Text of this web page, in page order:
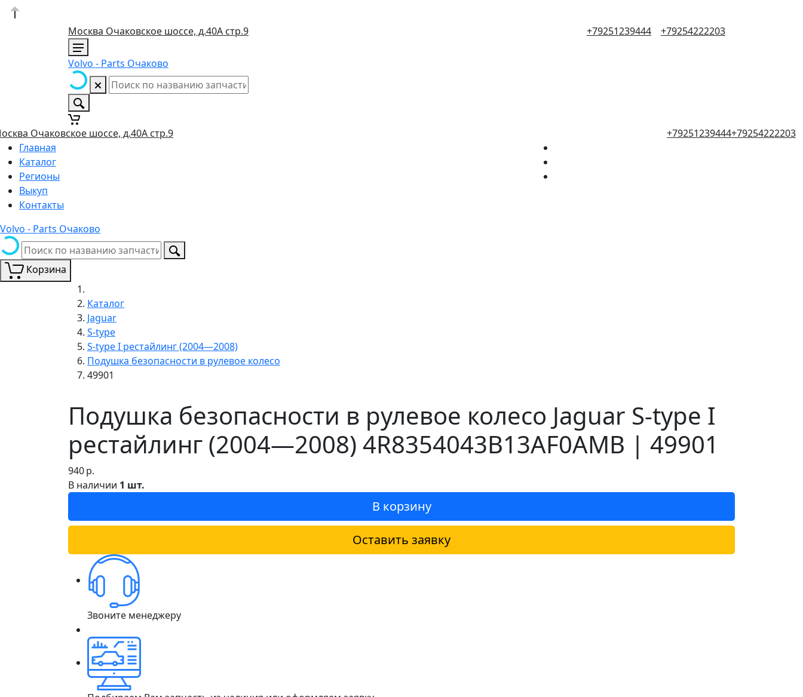
Москва Очаковское шоссе, д.40А стр.9 +79251239444 +79254222203
Volvo - Parts Очаково
Очаковское шоссе, д.40А стр.9 +79251239444+79254222203
Главная
Каталог
Регионы
Выкуп
Контакты
Volvo - Parts Очаково
Корзина
Каталог
Jaguar
S-type
S-type I рестайлинг (2004—2008)
Подушка безопасности в рулевое колесо
49901
Подушка безопасности в рулевое колесо Jaguar S-type I
рестайлинг (2004—2008) 4R8354043B13AF0AMB | 49901
940р.
В наличии 1 шт.
В корзину
Оставить заявку
Звоните менеджеру